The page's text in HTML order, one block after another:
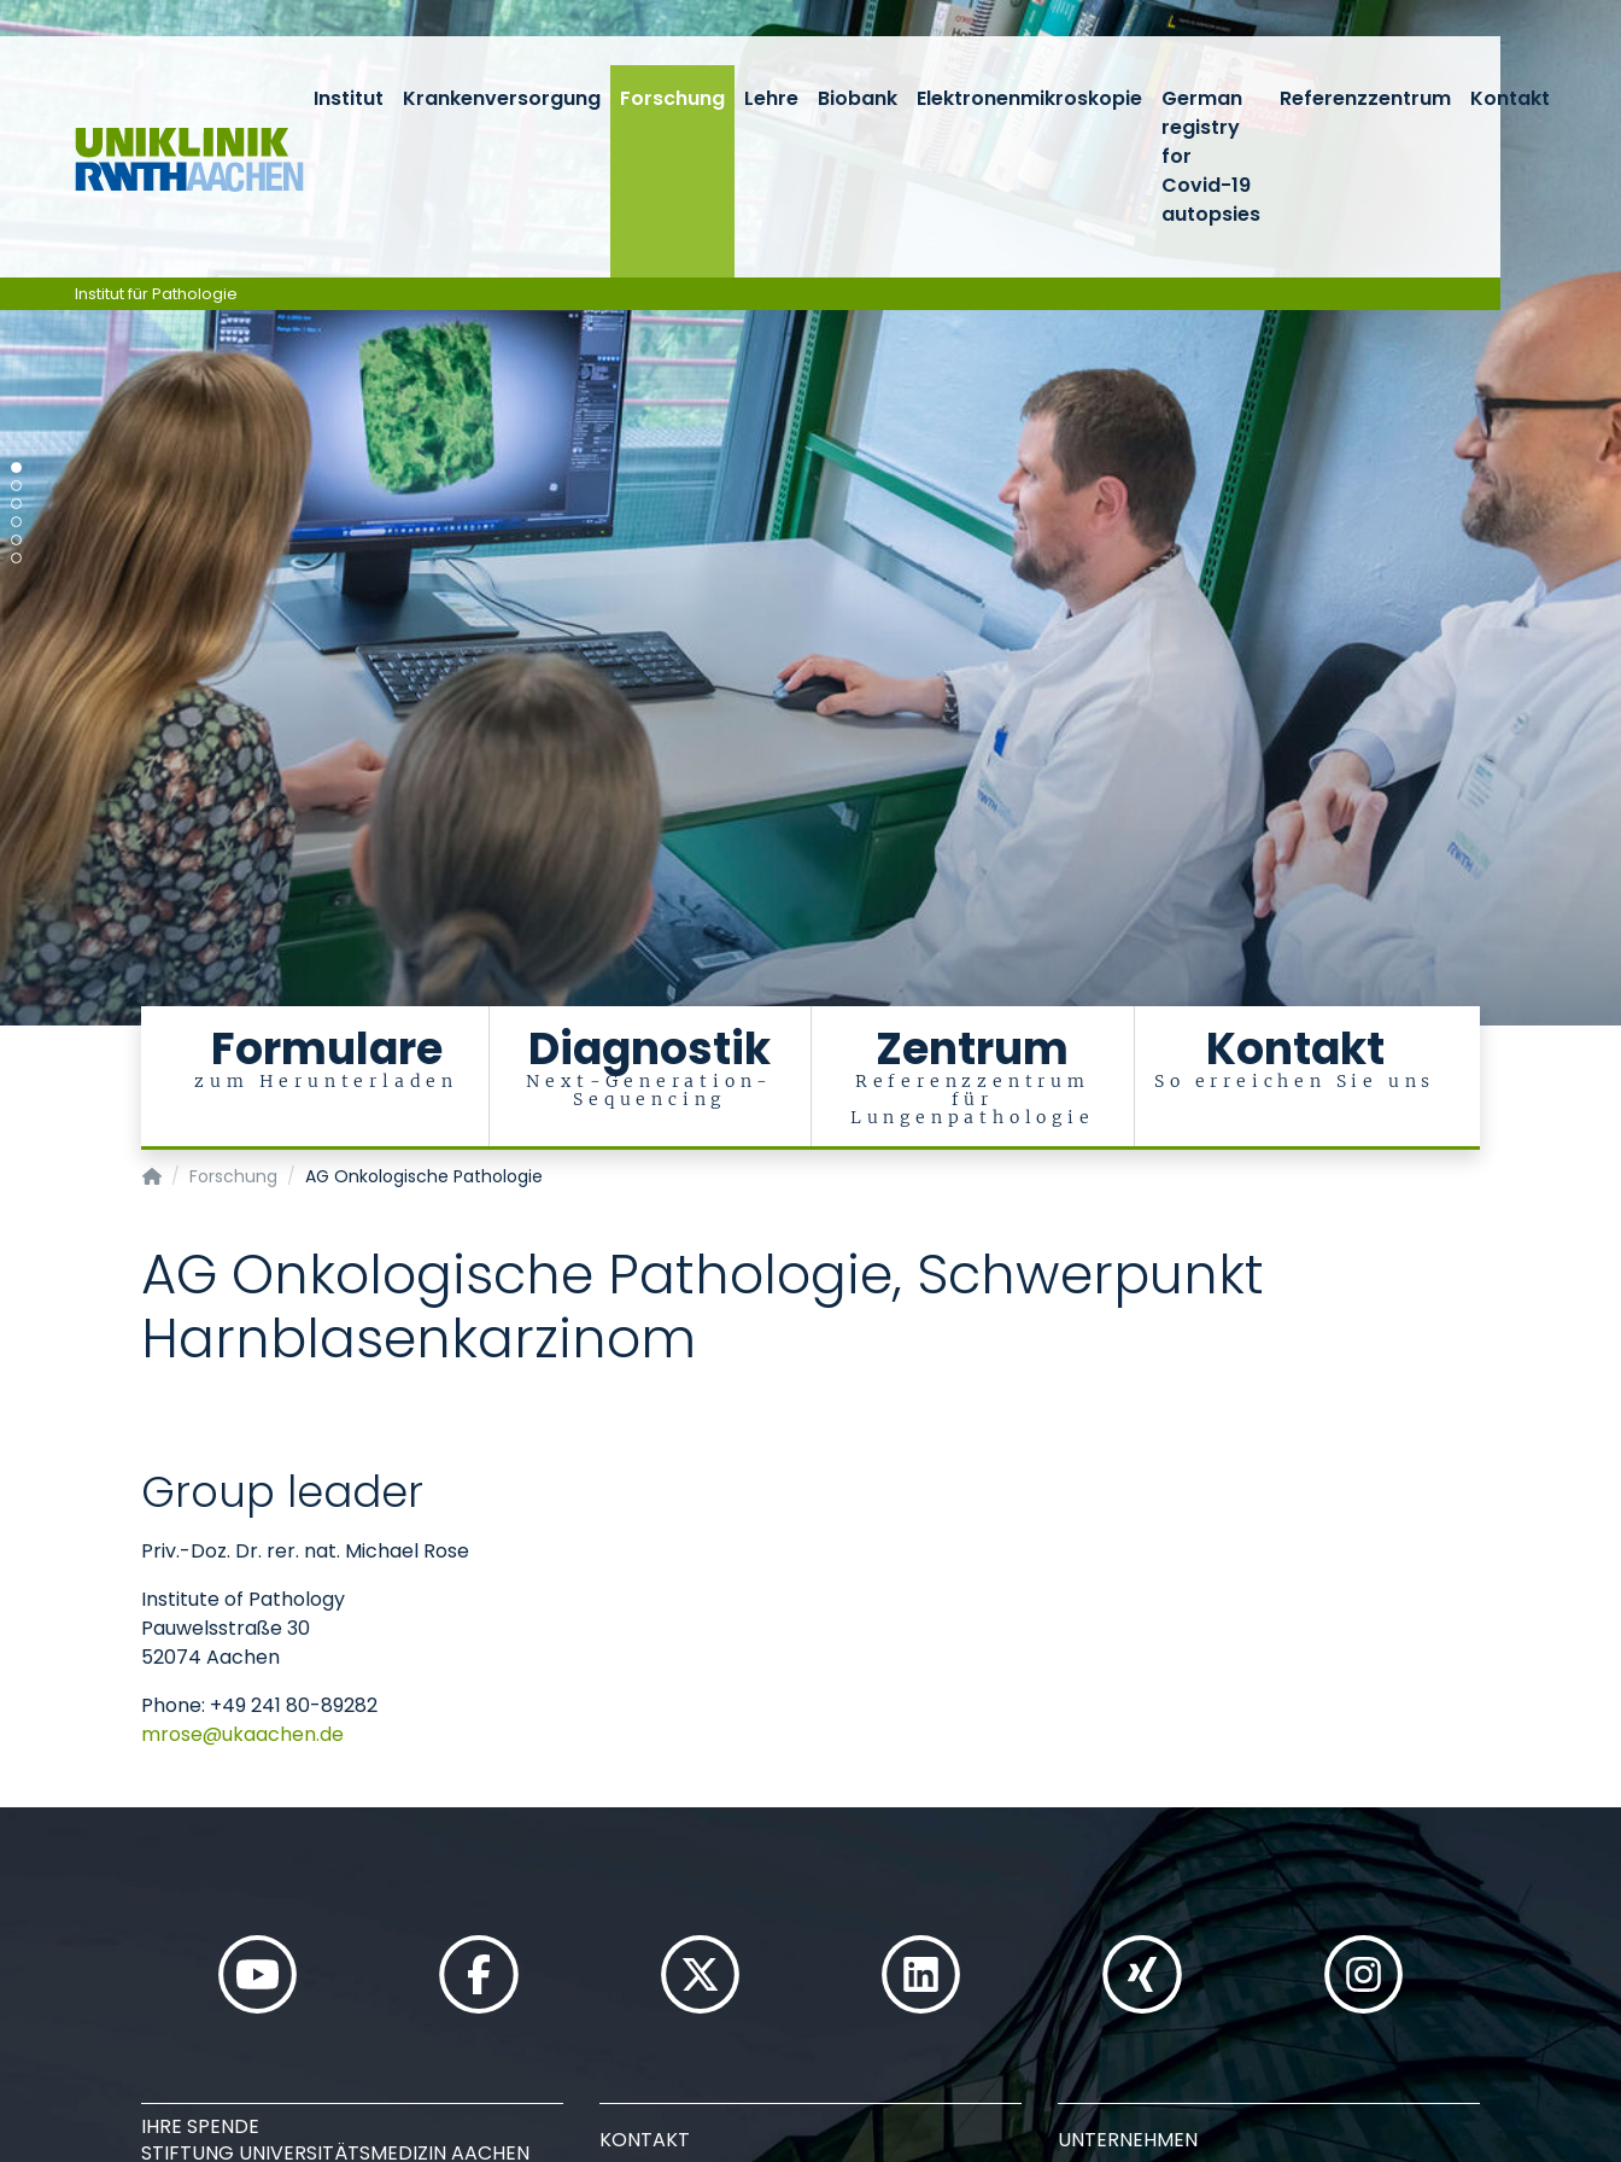
Skip navigation
Formulare
zum Herunterladen
Diagnostik
Next-Generation-
Sequencing
Zentrum
Referenzzentrum
für
Lungenpathologie
Kontakt
So erreichen Sie uns
Institut Krankenversorgung Forschung Lehre Biobank Elektronenmikroskopie
German
registry
for
Covid-19
autopsies
Referenzzentrum Kontakt
Institut für Pathologie
Institut für Pathologie
Forschung AG Onkologische Pathologie
AG Onkologische Pathologie, Schwerpunkt
Harnblasenkarzinom
Group leader
Priv.-Doz. Dr. rer. nat. Michael Rose
Institute of Pathology
Pauwelsstraße 30
52074 Aachen
Phone: +49 241 80-89282
mrose
ukaachende
IHRE SPENDE
STIFTUNG UNIVERSITÄTSMEDIZIN AACHEN
KONTAKT UNTERNEHMEN